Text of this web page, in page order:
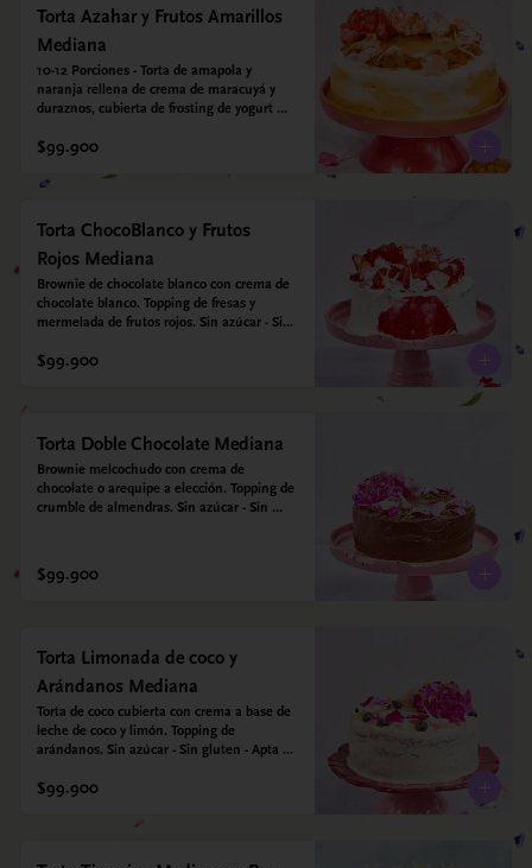
vegetal *contiene un derivado de proteína
láctea conocido como caseína. Topping:
Fresas y Arándanos.
Torta Azahar y Frutos Amarillos
Mediana
10-12 Porciones - Torta de amapola y
naranja rellena de crema de maracuyá y
duraznos, cubierta de frosting de yogurt
leyenda para mamá. Sin azúcar - Sin gluten
$99.900
Torta ChocoBlanco y Frutos
Rojos Mediana
Brownie de chocolate blanco con crema de
chocolate blanco. Topping de fresas y
mermelada de frutos rojos. Sin azúcar - Sin
$99.900
Torta Doble Chocolate Mediana
Brownie melcochudo con crema de
chocolate o arequipe a elección. Topping de
crumble de almendras. Sin azúcar - Sin
$99.900
Torta Limonada de coco y
Arándanos Mediana
Torta de coco cubierta con crema a base de
leche de coco y limón. Topping de
arándanos. Sin azúcar - Sin gluten - Apta
$99.900